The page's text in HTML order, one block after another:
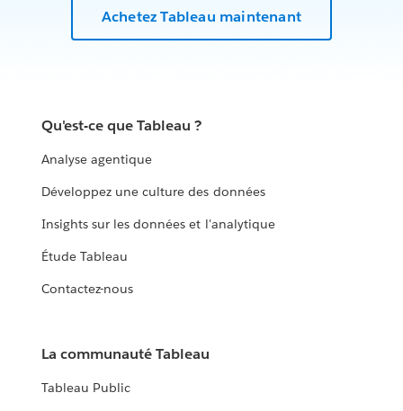
Achetez Tableau maintenant
Qu'est-ce que Tableau ?
Analyse agentique
Développez une culture des données
Insights sur les données et l'analytique
Étude Tableau
Contactez-nous
La communauté Tableau
Tableau Public